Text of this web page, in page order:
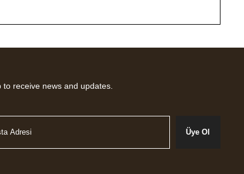
to receive news and updates.
Üye Ol